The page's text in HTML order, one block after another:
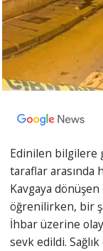
Edinilen bilgilere
taraflar arasında
Kavgaya
öğrenilirken, bir
İhbar üzerine
sevk edildi.